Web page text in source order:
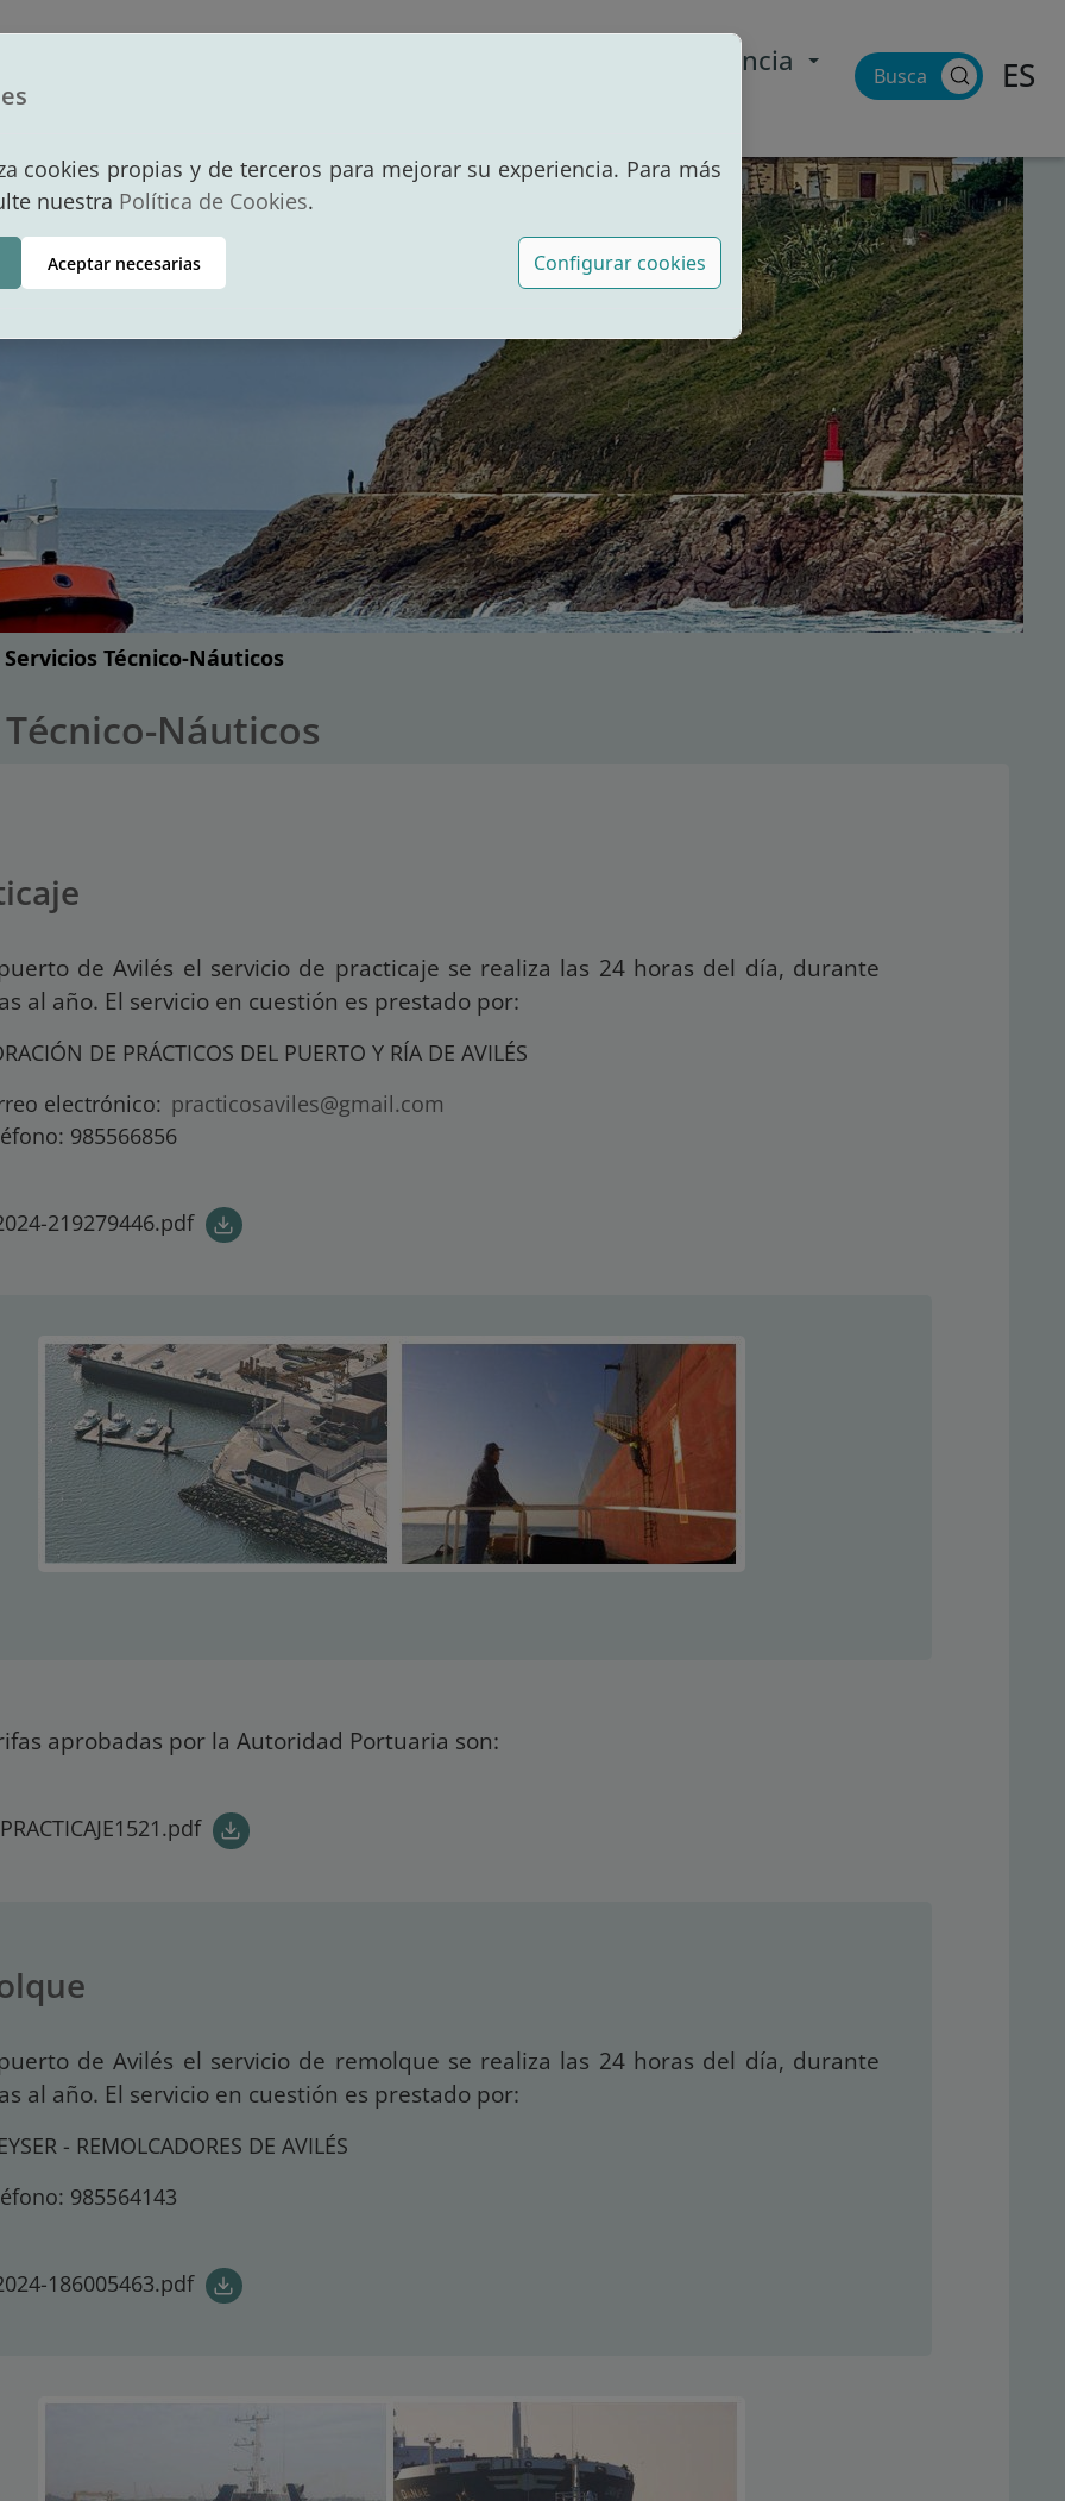
Portal de transparencia
Buscar ES
cookies propias y de terceros para mejorar su experiencia. Para más
nuestra Política de Cookies.
Aceptar necesarias Configurar cookies
Servicios Técnico-Náuticos
Náuticos
de Avilés el servicio de practicaje se realiza las 24 horas del día, durante
al año. El servicio en cuestión es prestado por:
DE PRÁCTICOS DEL PUERTO Y RÍA DE AVILÉS
electrónico: practicosaviles@gmail.com
985566856
219279446.pdf
aprobadas por la Autoridad Portuaria son:
de Avilés el servicio de remolque se realiza las 24 horas del día, durante
al año. El servicio en cuestión es prestado por:
- REMOLCADORES DE AVILÉS
985564143
186005463.pdf